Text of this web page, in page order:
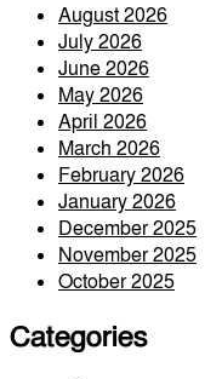
August 2026
July 2026
June 2026
May 2026
April 2026
March 2026
February 2026
January 2026
December 2025
November 2025
October 2025
Categories